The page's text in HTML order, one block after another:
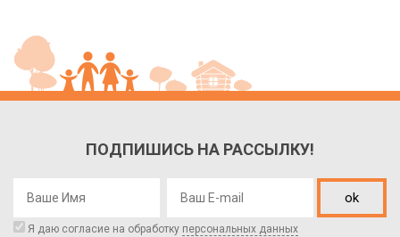
ПОДПИШИСЬ НА РАССЫЛКУ!
ok
Я даю согласие на обработку персональных данных